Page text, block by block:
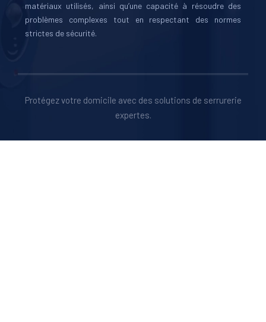
matériaux utilisés, ainsi qu’une capacité à résoudre des
problèmes complexes tout en respectant des normes
strictes de sécurité.
Protégez votre domicile avec des solutions de serrurerie
expertes.